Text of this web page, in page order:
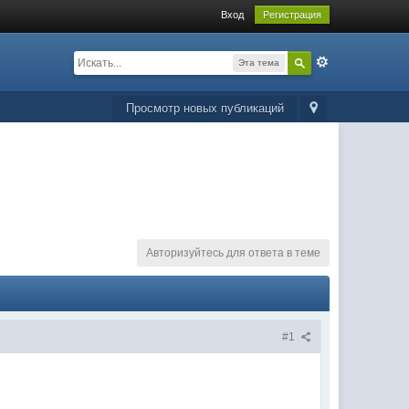
Вход Регистрация
Эта тема
Просмотр новых публикаций
Авторизуйтесь для ответа в теме
#1